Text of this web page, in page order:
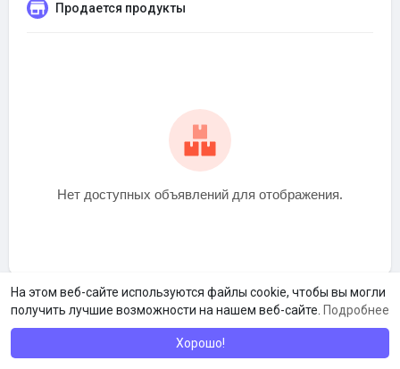
На этом веб-сайте используются файлы cookie, чтобы вы могли
получить лучшие возможности на нашем веб-сайте. Подробнее
Хорошо!
Продается продукты
Нет доступных объявлений для отображения.